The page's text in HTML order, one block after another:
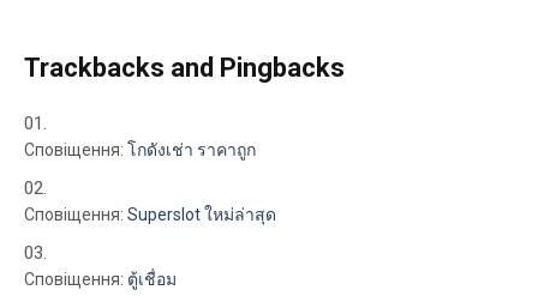
Trackbacks and Pingbacks
Сповіщення: โกดังเช่า ราคาถูก
Сповіщення: Superslot ใหม่ล่าสุด
Сповіщення: ตู้เชื่อม